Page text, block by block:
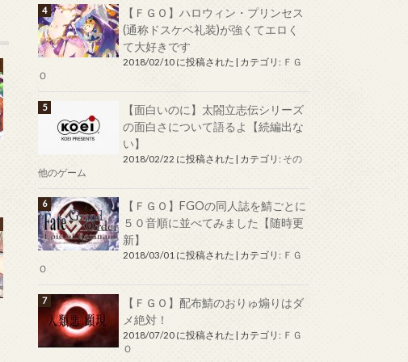
【ＦＧＯ】ハロウィン・プリンセス
(通称ドスケベ礼装)が強くてエロく
て大好きです
2018/02/10 に投稿された カテゴリ: ＦＧ
Ｏ
【面白いのに】太閤立志伝シリーズ
の面白さについて語るよ【続編出な
い】
2018/02/22 に投稿された | カテゴリ: その
他のゲーム
【ＦＧＯ】FGOの同人誌を鯖ごとに
５０音順に並べてみました【随時更
新】
2018/03/01 に投稿された カテゴリ: ＦＧ
Ｏ
【ＦＧＯ】配布鯖のおりゅ煽りはダ
メ絶対！
2018/07/20 に投稿された | カテゴリ: ＦＧ
Ｏ